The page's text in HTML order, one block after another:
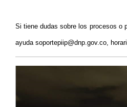
Si tiene dudas sobre los procesos o
ayuda soportepiip@dnp.gov.co,